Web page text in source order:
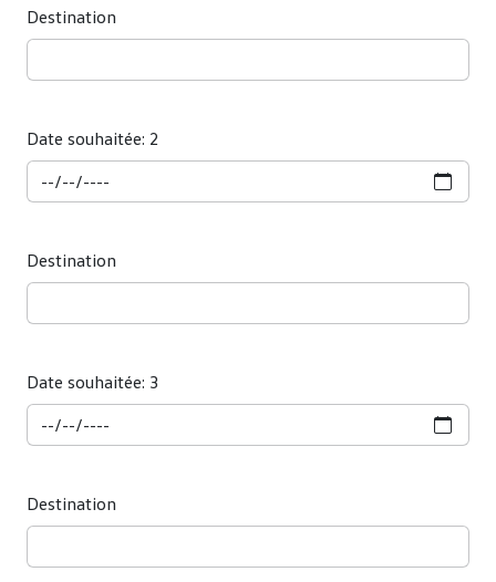
Destination
Date souhaitée: 2
Destination
Date souhaitée: 3
Destination